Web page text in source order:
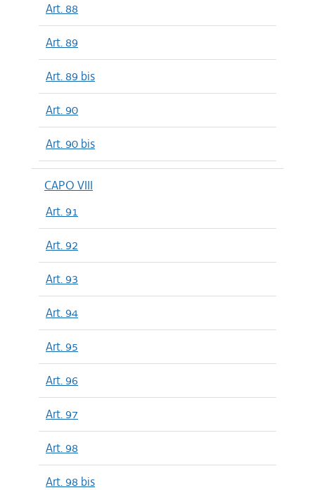
Art. 88
Art. 89
Art. 89 bis
Art. 90
Art. 90 bis
CAPO VIII
Art. 91
Art. 92
Art. 93
Art. 94
Art. 95
Art. 96
Art. 97
Art. 98
Art. 98 bis